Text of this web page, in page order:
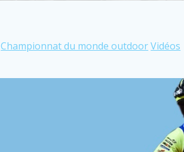
Championnat du monde outdoorVidéos